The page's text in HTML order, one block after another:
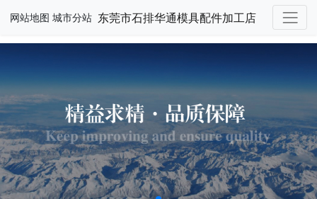
网站地图 城市分站 东莞市石排华通模具配件加工店